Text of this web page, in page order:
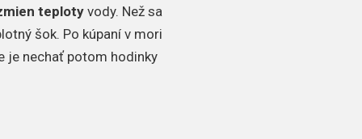
teploty vody. Než sa
šok. Po kúpaní v mori
je nechať potom hodinky